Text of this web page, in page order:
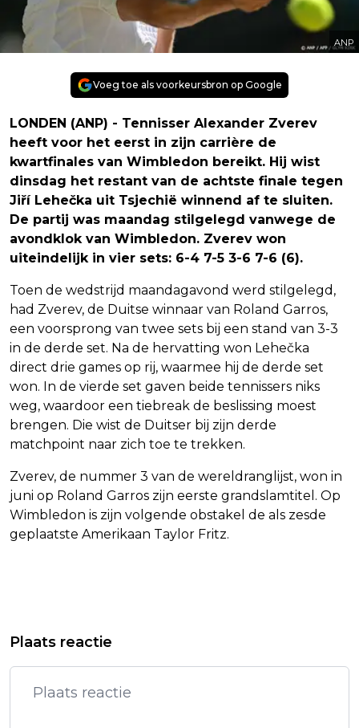
ANP
Voeg toe als voorkeursbron op Google
LONDEN (ANP) - Tennisser Alexander Zverev
heeft voor het eerst in zijn carrière de
kwartfinales van Wimbledon bereikt. Hij wist
dinsdag het restant van de achtste finale tegen
Jiří Lehečka uit Tsjechië winnend af te sluiten.
De partij was maandag stilgelegd vanwege de
avondklok van Wimbledon. Zverev won
uiteindelijk in vier sets: 6-4 7-5 3-6 7-6 (6).
Toen de wedstrijd maandagavond werd stilgelegd,
had Zverev, de Duitse winnaar van Roland Garros,
een voorsprong van twee sets bij een stand van 3-3
in de derde set. Na de hervatting won Lehečka
direct drie games op rij, waarmee hij de derde set
won. In de vierde set gaven beide tennissers niks
weg, waardoor een tiebreak de beslissing moest
brengen. Die wist de Duitser bij zijn derde
matchpoint naar zich toe te trekken.
Zverev, de nummer 3 van de wereldranglijst, won in
juni op Roland Garros zijn eerste grandslamtitel. Op
Wimbledon is zijn volgende obstakel de als zesde
geplaatste Amerikaan Taylor Fritz.
OLYMPISCH COMITÉ VOORLOPIG OP
FNV: FLEXWET IS BELANGRIJKE STAP
IN AANPAK ONZEKER WERK
Plaats reactie